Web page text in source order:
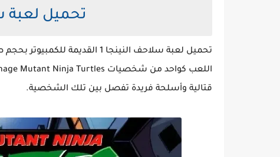
تحميل لعبة
قتالية وأسلحة فريدة تفصل بين تلك الشخصية.